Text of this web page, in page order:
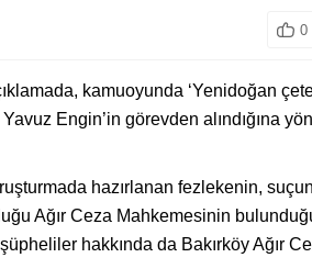
0
kamuoyunda ‘Yenidoğan
Engin’in görevden alındığına
hazırlanan fezlekenin,
Ağır Ceza Mahkemesinin
hakkında da Bakırköy Ağır